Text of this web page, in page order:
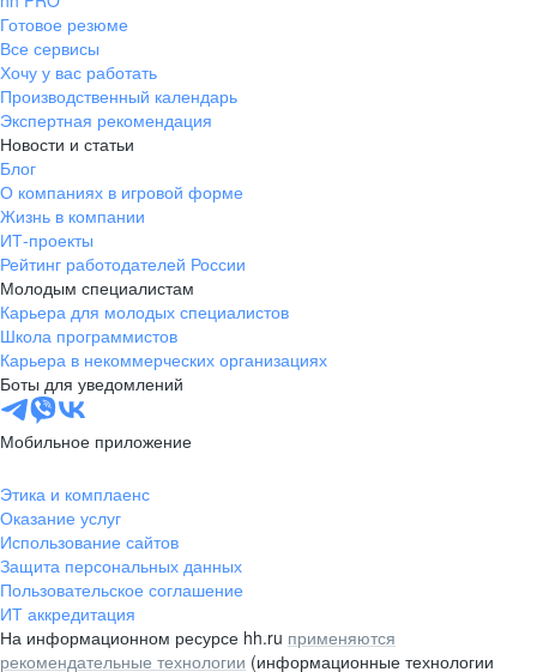
Готовое резюме
Все сервисы
Хочу у вас работать
Производственный календарь
Экспертная рекомендация
Новости и статьи
Блог
О компаниях в игровой форме
Жизнь в компании
ИТ-проекты
Рейтинг работодателей России
Молодым специалистам
Карьера для молодых специалистов
Школа программистов
Карьера в некоммерческих организациях
Боты для уведомлений
Мобильное приложение
Этика и комплаенс
Оказание услуг
Использование сайтов
Защита персональных данных
Пользовательское соглашение
ИТ аккредитация
На информационном ресурсе hh.ru применяются
рекомендательные технологии (информационные технологии